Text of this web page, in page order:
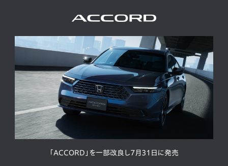
「ACCORD」を一部改良し7月31日に発売